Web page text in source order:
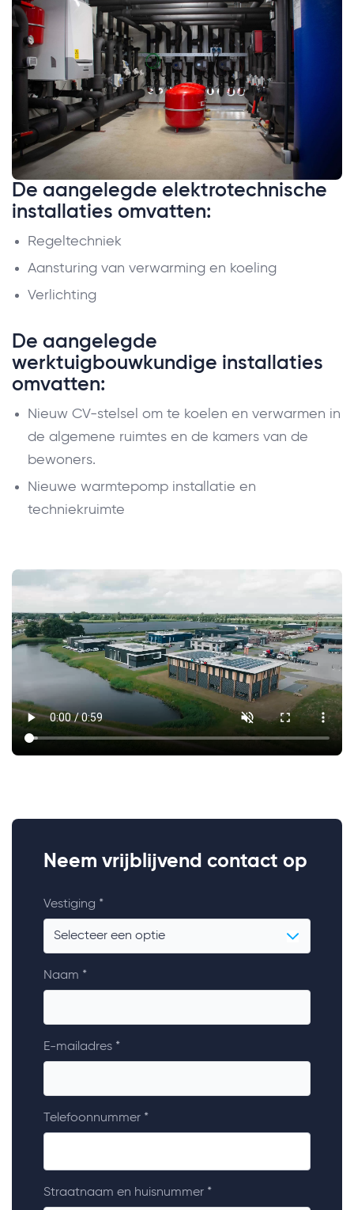
De aangelegde elektrotechnische
installaties omvatten:
Regeltechniek
Aansturing van verwarming en koeling
Verlichting
De aangelegde
werktuigbouwkundige installaties
omvatten:
Nieuw CV-stelsel om te koelen en verwarmen in
de algemene ruimtes en de kamers van de
bewoners.
Nieuwe warmtepomp installatie en
techniekruimte
Neem vrijblijvend contact op
Vestiging *
Naam *
E-mailadres *
Telefoonnummer *
Straatnaam en huisnummer *